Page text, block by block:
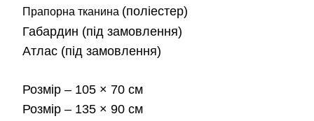
Прапорна тканина (поліестер)
Габардин (під замовлення)
Атлас (під замовлення)
Розмір – 105 × 70 см
Розмір – 135 × 90 см